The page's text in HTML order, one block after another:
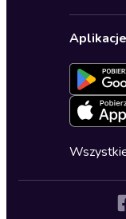
Biznes, marketing,
Dla młodzieżyFormularz
Oferta
Dołącz
Blog
Cykle
Aplikacje